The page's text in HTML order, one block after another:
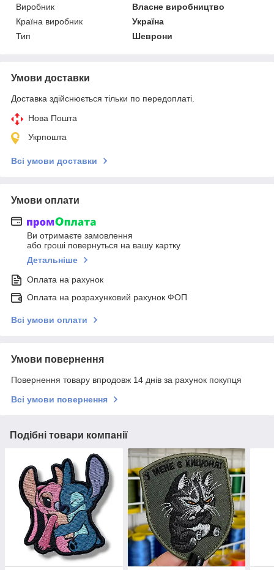
Виробник
Власне виробництво
Країна виробник
Україна
Тип
Шеврони
Умови доставки
Доставка здійснюється тільки по передоплаті.
Нова Пошта
Укрпошта
Всі умови доставки
Умови оплати
Ви отримаєте замовлення
або гроші повернуться на вашу картку
Детальніше
Оплата на рахунок
Оплата на розрахунковий рахунок ФОП
Всі умови оплати
Умови повернення
Повернення товару впродовж 14 днів за рахунок покупця
Всі умови повернення
Подібні товари компанії